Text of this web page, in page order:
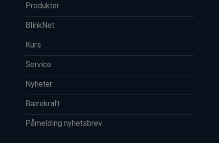
Produkter
BlinkNet
Kurs
Service
Nyheter
Bærekraft
Påmelding nyhetsbrev